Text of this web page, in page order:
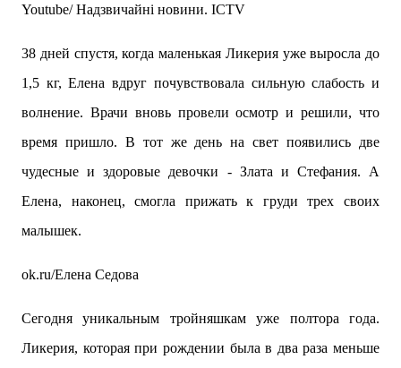
Youtube/ Надзвичайні новини. ICTV
38 дней спустя, когда маленькая Ликерия уже выросла до
1,5 кг, Елена вдруг почувствовала сильную слабость и
волнение. Врачи вновь провели осмотр и решили, что
время пришло. В тот же день на свет появились две
чудесные и здоровые девочки - Злата и Стефания. А
Елена, наконец, смогла прижать к груди трех своих
малышек.
ok.ru/Елена Седова
Сегодня уникальным тройняшкам уже полтора года.
Ликерия, которая при рождении была в два раза меньше